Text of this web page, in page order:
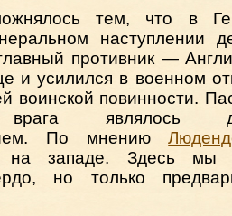
тем, что в
наступлении
противник —
и усилился в военном
воинской повинности.
врага являлось
По мнению
западе. Здесь мы
но только